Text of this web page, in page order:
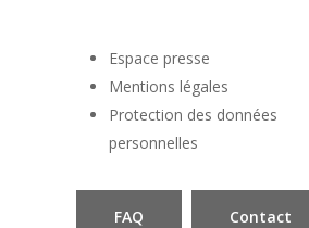
Espace presse
Mentions légales
Protection des données
personnelles
FAQ Contact